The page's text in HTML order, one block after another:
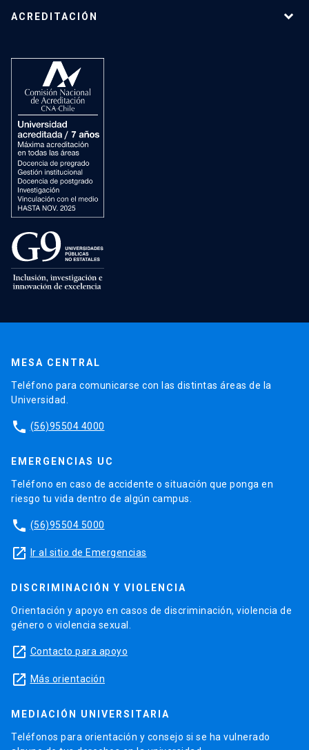
ACREDITACIÓN
MESA CENTRAL
Teléfono para comunicarse con las distintas áreas de la
Universidad.
phone (56)95504 4000
EMERGENCIAS UC
Teléfono en caso de accidente o situación que ponga en
riesgo tu vida dentro de algún campus.
phone (56)95504 5000
launch Ir al sitio de Emergencias
DISCRIMINACIÓN Y VIOLENCIA
Orientación y apoyo en casos de discriminación, violencia de
género o violencia sexual.
launch Contacto para apoyo
launch Más orientación
MEDIACIÓN UNIVERSITARIA
Teléfonos para orientación y consejo si se ha vulnerado